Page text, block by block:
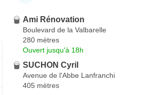
Ami Rénovation
Boulevard de la Valbarelle
280 mètres
Ouvert jusqu'à 18h
SUCHON Cyril
Avenue de l'Abbe Lanfranchi
405 mètres